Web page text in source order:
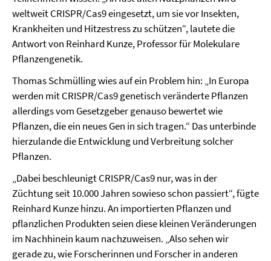
weltweit CRISPR/Cas9 eingesetzt, um sie vor Insekten,
Krankheiten und Hitzestress zu schützen“, lautete die
Antwort von Reinhard Kunze, Professor für Molekulare
Pflanzengenetik.
Thomas Schmülling wies auf ein Problem hin: „In Europa
werden mit CRISPR/Cas9 genetisch veränderte Pflanzen
allerdings vom Gesetzgeber genauso bewertet wie
Pflanzen, die ein neues Gen in sich tragen.“ Das unterbinde
hierzulande die Entwicklung und Verbreitung solcher
Pflanzen.
„Dabei beschleunigt CRISPR/Cas9 nur, was in der
Züchtung seit 10.000 Jahren sowieso schon passiert“, fügte
Reinhard Kunze hinzu. An importierten Pflanzen und
pflanzlichen Produkten seien diese kleinen Veränderungen
im Nachhinein kaum nachzuweisen. „Also sehen wir
gerade zu, wie Forscherinnen und Forscher in anderen